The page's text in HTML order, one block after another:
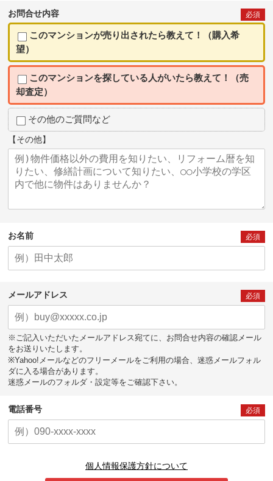
お問合せ内容 必須
このマンションが売り出されたら教えて！（購入希
望）
このマンションを探している人がいたら教えて！（売
却査定）
その他のご質問など
【その他】
お名前 必須
メールアドレス 必須
※ご記入いただいたメールアドレス宛てに、お問合せ内容の確認メール
をお送りいたします。
※Yahoo!メールなどのフリーメールをご利用の場合、迷惑メールフォル
ダに入る場合があります。
迷惑メールのフォルダ・設定等をご確認下さい。
電話番号 必須
個人情報保護方針について